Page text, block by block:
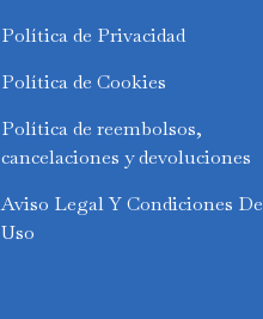
Política de Privacidad
Política de Cookies
Política de reembolsos,
cancelaciones y devoluciones
Aviso Legal Y Condiciones De
Uso